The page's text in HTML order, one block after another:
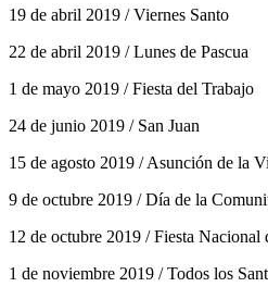
19 de abril 2019 / Viernes Santo
22 de abril 2019 / Lunes de Pascua
1 de mayo 2019 / Fiesta del Trabajo
24 de junio 2019 / San Juan
15 de agosto 2019 / Asunción de la
9 de octubre 2019 / Día de la
12 de octubre 2019 / Fiesta Nacional
1 de noviembre 2019 / Todos los